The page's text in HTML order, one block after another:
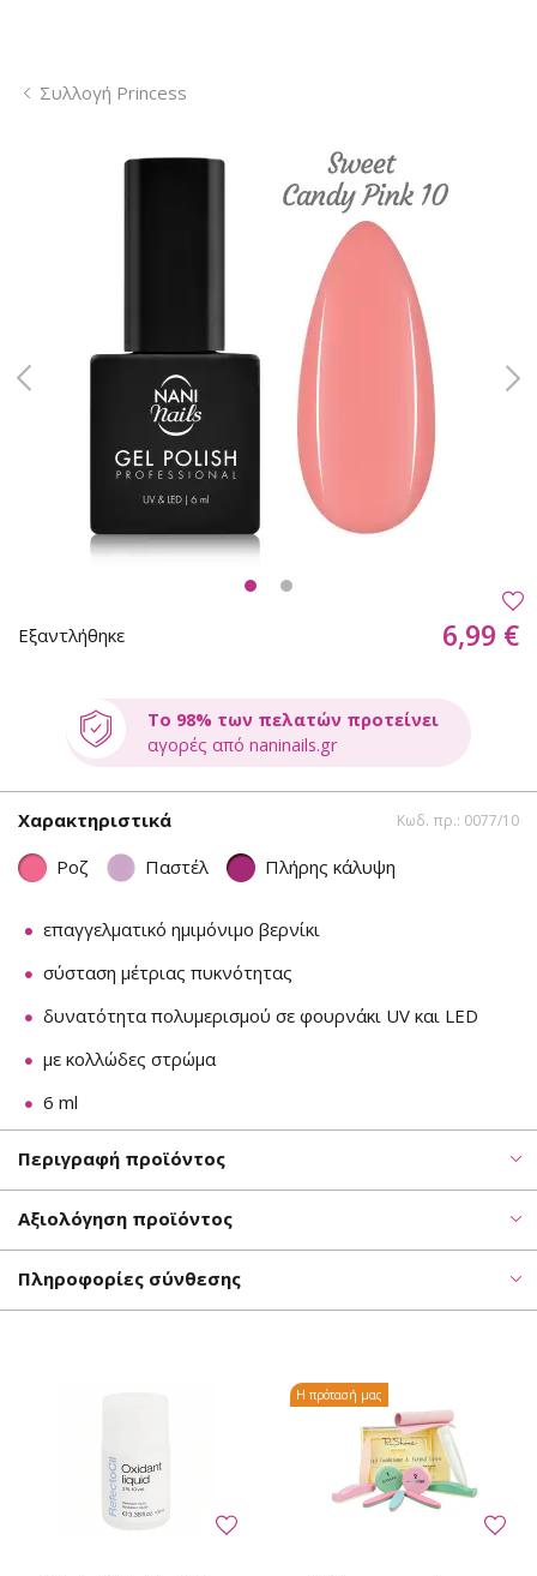
Συλλογή Princess
Εξαντλήθηκε 6,99 €
Το 98% των πελατών προτείνει
αγορές από naninails.gr
Χαρακτηριστικά Κωδ. πρ.: 0077/10
Ροζ Παστέλ Πλήρης κάλυψη
επαγγελματικό ημιμόνιμο βερνίκι
σύσταση μέτριας πυκνότητας
δυνατότητα πολυμερισμού σε φουρνάκι UV και LED
με κολλώδες στρώμα
6 ml
Περιγραφή προϊόντος
Αξιολόγηση προϊόντος
Πληροφορίες σύνθεσης
Η πρότασή μας